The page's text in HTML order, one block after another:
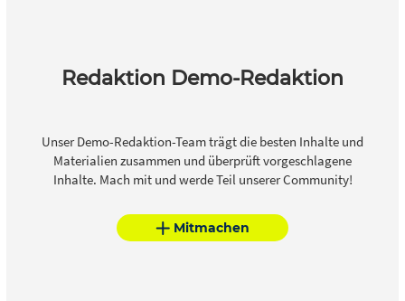
Redaktion Demo-Redaktion
Unser Demo-Redaktion-Team trägt die besten Inhalte und
Materialien zusammen und überprüft vorgeschlagene
Inhalte. Mach mit und werde Teil unserer Community!
Mitmachen